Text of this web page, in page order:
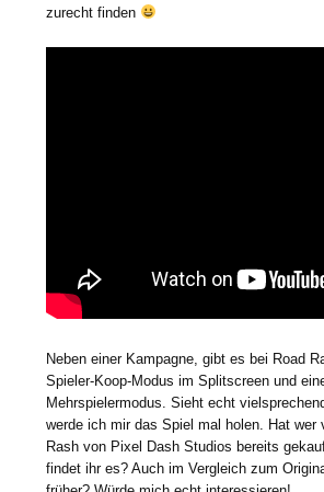
zurecht finden
Neben einer Kampagne, gibt es bei Road
Spieler-Koop-Modus im Splitscreen und
Mehrspielermodus. Sieht echt
werde ich mir das Spiel mal holen. Hat wer
Rash von Pixel Dash Studios bereits
findet ihr es? Auch im Vergleich zum